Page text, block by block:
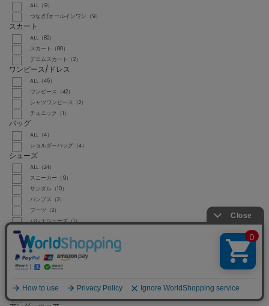
ALL（9）
つなぎ/オールインワン（9）
スカート
ALL（82）
スカート（80）
デニムスカート（2）
ワンピース/ドレス
ALL（45）
ワンピース（42）
シャツワンピース（2）
チュニック（1）
バッグ
ALL（4）
ショルダーバッグ（4）
シューズ
ALL（24）
スニーカー（9）
サンダル（10）
パンプス（2）
ブーツ（2）
バレエシューズ（1）
ファッション雑貨
ALL（1）
ストール/ショール（1）
財布/小物
ポーチ（1）